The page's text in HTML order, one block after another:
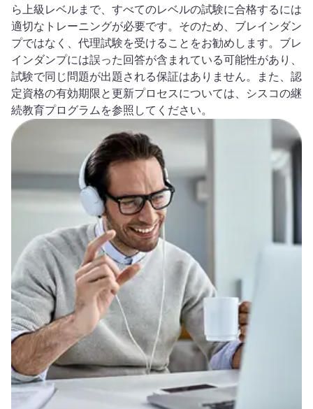
ら上級レベルまで、すべてのレベルの試験に合格するには
適切なトレーニングが必要です。そのため、ブレインダン
プではなく、代理試験を受けることをお勧めします。ブレ
インダンプには誤った回答が含まれている可能性があり、
試験で同じ問題が出題される保証はありません。また、認
定資格の有効期限と更新プロセスについては、シスコの継
続教育プログラムを参照してください。